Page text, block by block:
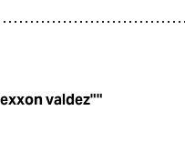
valdez""